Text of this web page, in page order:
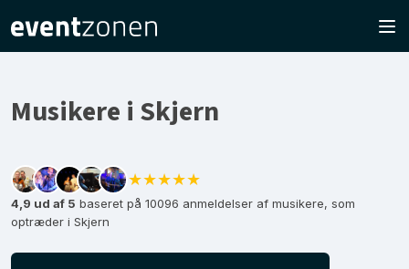
Musikere i Skjern
★★★★★
4,9 ud af 5 baseret på 10096 anmeldelser af musikere, som
optræder i Skjern